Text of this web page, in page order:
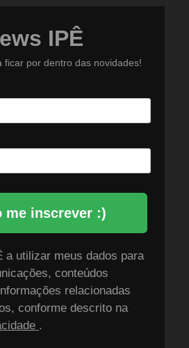
IPÊ
ficar por dentro das novidades!
me inscrever :)
a utilizar meus dados para
conteúdos
relacionadas
conforme descrito na
.